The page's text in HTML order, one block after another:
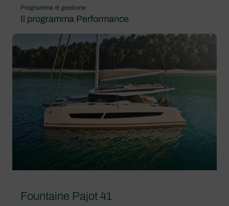
Programma di gestione
Il programma Performance
Fountaine Pajot 41